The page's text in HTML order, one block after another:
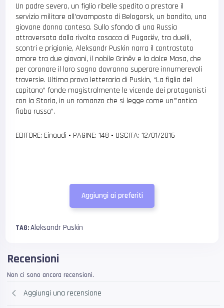
Un padre severo, un figlio ribelle spedito a prestare il
servizio militare all’avamposto di Belogorsk, un bandito, una
giovane donna contesa. Sullo sfondo di una Russia
attraversata dalla rivolta cosacca di Pugacëv, tra duelli,
scontri e prigionie, Aleksandr Puskin narra il contrastato
amore tra due giovani, il nobile Grinëv e la dolce Masa, che
per coronare il loro sogno dovranno superare innumerevoli
traversie. Ultima prova letteraria di Puskin, “La figlia del
capitano” fonde magistralmente le vicende dei protagonisti
con la Storia, in un romanzo che si legge come un'”antica
fiaba russa”.
EDITORE: Einaudi • PAGINE: 148 • USCITA: 12/01/2016
Aggiungi ai preferiti
TAG:Aleksandr Puskin
Recensioni
Non ci sono ancora recensioni.
Aggiungi una recensione